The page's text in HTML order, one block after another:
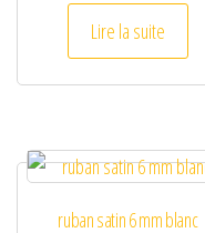
Lire la suite
ruban satin 6 mm blanc